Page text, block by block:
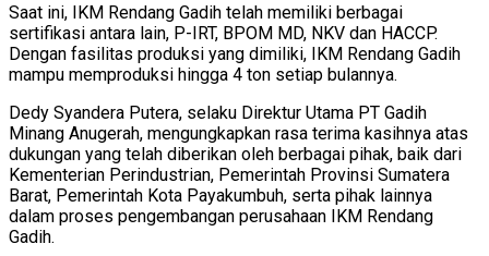
Saat ini, IKM Rendang Gadih telah memiliki berbagai
sertifikasi antara lain, P-IRT, BPOM MD, NKV dan HACCP.
Dengan fasilitas produksi yang dimiliki, IKM Rendang Gadih
mampu memproduksi hingga 4 ton setiap bulannya.
Dedy Syandera Putera, selaku Direktur Utama PT Gadih
Minang Anugerah, mengungkapkan rasa terima kasihnya atas
dukungan yang telah diberikan oleh berbagai pihak, baik dari
Kementerian Perindustrian, Pemerintah Provinsi Sumatera
Barat, Pemerintah Kota Payakumbuh, serta pihak lainnya
dalam proses pengembangan perusahaan IKM Rendang
Gadih.